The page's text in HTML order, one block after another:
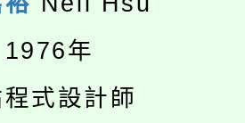
研習活教案入校路
農教育專業人
祭」8/29、30在
年
式設計師